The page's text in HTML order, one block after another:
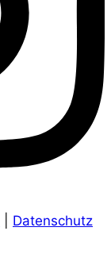
Datenschutz